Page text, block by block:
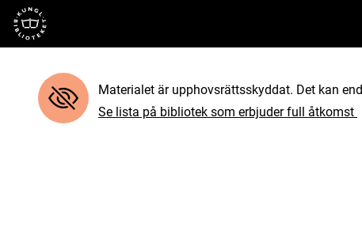
Till startsidan
Materialet är upphovsrättsskyddat. Det kan
Se lista på bibliotek som erbjuder full åtkomst